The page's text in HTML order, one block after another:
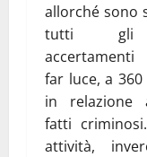
allorché sono
tutti gli
far luce, a
in relazione
fatti
attività,